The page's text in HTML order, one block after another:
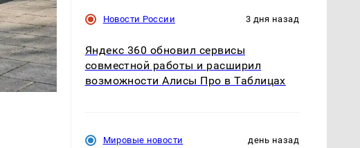
Новости России 3 дня назад
Яндекс 360 обновил сервисы
совместной работы и расширил
возможности Алисы Про в Таблицах
Мировые новости день назад